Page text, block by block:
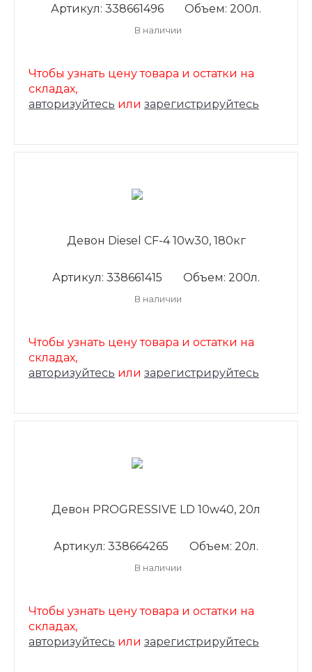
Артикул: 338661496 Объем: 200л.
В наличии
Чтобы узнать цену товара и остатки на
складах,
авторизуйтесь или зарегистрируйтесь
Девон Diesel CF-4 10w30, 180кг
Артикул: 338661415 Объем: 200л.
В наличии
Чтобы узнать цену товара и остатки на
складах,
авторизуйтесь или зарегистрируйтесь
Девон PROGRESSIVE LD 10w40, 20л
Артикул: 338664265 Объем: 20л.
В наличии
Чтобы узнать цену товара и остатки на
складах,
авторизуйтесь или зарегистрируйтесь